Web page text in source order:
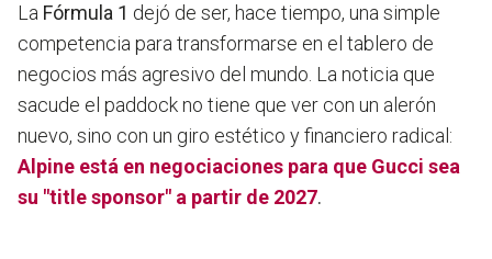
La Fórmula 1 dejó de ser, hace tiempo, una simple
competencia para transformarse en el tablero de
negocios más agresivo del mundo. La noticia que
sacude el paddock no tiene que ver con un alerón
nuevo, sino con un giro estético y financiero radical:
Alpine está en negociaciones para que Gucci sea
su "title sponsor" a partir de 2027.